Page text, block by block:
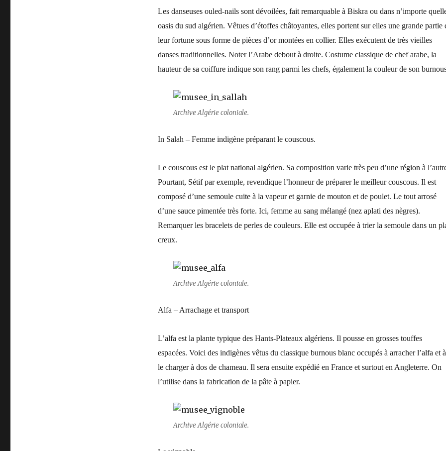
Les danseuses ouled-nails sont dévoilées, fait remarquable à Biskra ou dans n’importe
oasis du sud algérien. Vêtues d’étoffes châtoyantes, elles portent sur elles une grande partie
leur fortune sous forme de pièces d’or montées en collier. Elles exécutent de très vieilles
danses traditionnelles. Noter l’Arabe debout à droite. Costume classique de chef arabe, la
hauteur de sa coiffure indique son rang parmi les chefs, également la couleur de son
Archive Algérie coloniale.
In Salah – Femme indigène préparant le couscous.
Le couscous est le plat national algérien. Sa composition varie très peu d’une région à
Pourtant, Sétif par exemple, revendique l’honneur de préparer le meilleur couscous. Il est
composé d’une semoule cuite à la vapeur et garnie de mouton et de poulet. Le tout arrosé
d’une sauce pimentée très forte. Ici, femme au sang mélangé (nez aplati des nègres).
Remarquer les bracelets de perles de couleurs. Elle est occupée à trier la semoule dans un
creux.
Archive Algérie coloniale.
Alfa – Arrachage et transport
L’alfa est la plante typique des Hants-Plateaux algériens. Il pousse en grosses touffes
espacées. Voici des indigènes vêtus du classique burnous blanc occupés à arracher l’alfa et à
le charger à dos de chameau. Il sera ensuite expédié en France et surtout en Angleterre. On
l’utilise dans la fabrication de la pâte à papier.
Archive Algérie coloniale.